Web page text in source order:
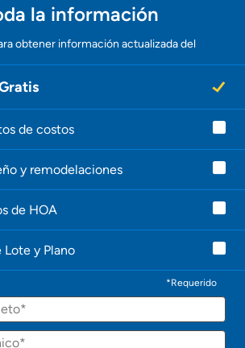
la información
obtener información actualizada del
de costos
y remodelaciones
de HOA
Lote y Plano
*Requerido